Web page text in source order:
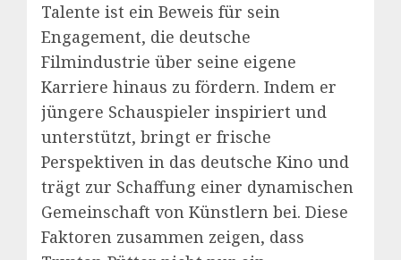
Talente ist ein Beweis für sein
Engagement, die deutsche
Filmindustrie über seine eigene
Karriere hinaus zu fördern. Indem er
jüngere Schauspieler inspiriert und
unterstützt, bringt er frische
Perspektiven in das deutsche Kino und
trägt zur Schaffung einer dynamischen
Gemeinschaft von Künstlern bei. Diese
Faktoren zusammen zeigen, dass